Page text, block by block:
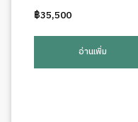
฿35,500
อ่านเพิ่ม